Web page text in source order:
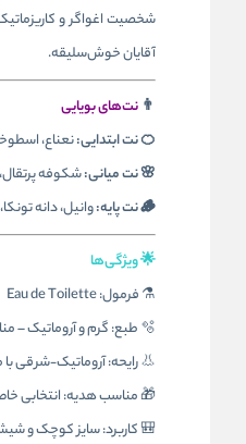
شخصیت اغواگر و
آقایان خوش‌سلیقه.
👨 نت‌های بویایی
🍊 نت ابتدایی:نعناع،
🌸 نت میانی:شکوفه
🪵 نت پایه:
وانیل، دانه
🌟 ویژگی‌ها
⚗️ فرمول: Eau de Toilette
🫧 طبع: گرم و آروماتیک – مناسب پاییز، زمستان و استفاده شبانه
👃 رایحه: آروماتیک‑شرقی
🎁 مناسب هدیه: انتخابی
🎒 کاربرد: سایز کوچک و